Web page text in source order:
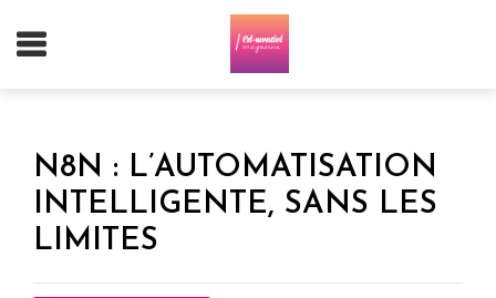
N8N : L’AUTOMATISATION
INTELLIGENTE, SANS LES
LIMITES